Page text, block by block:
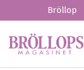
Bröllop